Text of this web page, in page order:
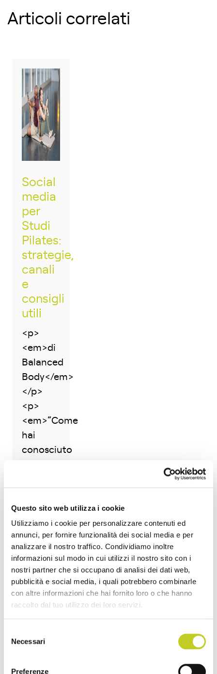
Questo sito web utilizza i cookie
Utilizziamo i cookie per personalizzare contenuti ed
annunci, per fornire funzionalità dei social media e per
analizzare il nostro traffico. Condividiamo inoltre
informazioni sul modo in cui utilizzi il nostro sito con i
nostri partner che si occupano di analisi dei dati web,
pubblicità e social media, i quali potrebbero combinarle
con altre informazioni che hai fornito loro o che hanno
raccolto dal tuo utilizzo dei loro servizi.
delNecessari
Preferenze
Articoli correlati
Social
media
per
Studi
Pilates:
strategie,
canali
e
consigli
utili
<p>
<em>di
Balanced
Body</em>
</p>
<p>
<em>“Come
hai
conosciuto
</em>è
una
delle
prime
domande
che gli
insegnanti
di
rivolgono
allievi,